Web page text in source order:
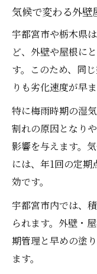
外壁屋根
礎
宇都宮市
外壁屋根
外壁屋根
栃木県の
ト
外壁塗装の悪
外壁屋根
外壁屋根
気候で変わる外壁
宇都宮市や栃木県
ど、外壁や屋根に
す。このため、同
りも劣化速度が早
特に梅雨時期の湿
割れの原因となり
影響を与えます。
には、年1回の定
効です。
宇都宮市内では、
られます。外壁・
期管理と早めの塗
ます。